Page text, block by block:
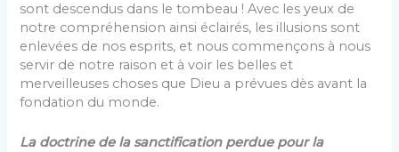
sont descendus dans le tombeau ! Avec les yeux de
notre compréhension ainsi éclairés, les illusions sont
enlevées de nos esprits, et nous commençons à nous
servir de notre raison et à voir les belles et
merveilleuses choses que Dieu a prévues dès avant la
fondation du monde.
La doctrine de la sanctification perdue pour la